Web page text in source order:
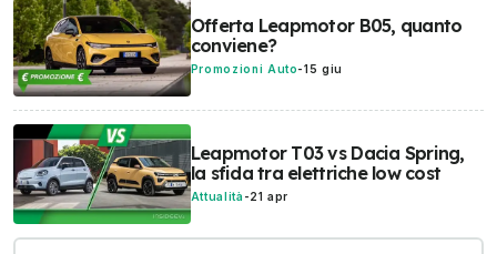
Offerta Leapmotor B05, quanto
conviene?
Promozioni Auto-15 giu
Leapmotor T03 vs Dacia Spring,
la sfida tra elettriche low cost
Attualità -21 apr